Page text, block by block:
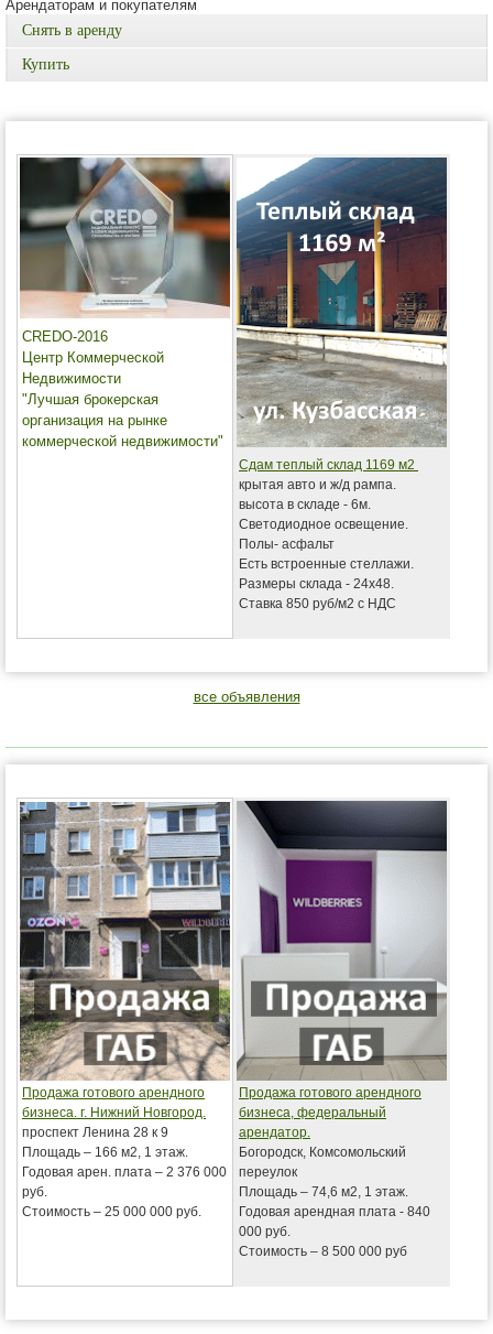
Арендаторам и покупателям
Снять в аренду
Купить
CREDO-2016
Центр Коммерческой
Недвижимости
"Лучшая брокерская
организация на рынке
коммерческой недвижимости"
Сдам теплый склад 1169 м2
крытая авто и ж/д рампа.
высота в складе - 6м.
Светодиодное освещение.
Полы- асфальт
Есть встроенные стеллажи.
Размеры склада - 24х48.
Ставка 850 руб/м2 с НДС
все объявления
Продажа готового арендного
бизнеса. г. Нижний Новгород.
проспект Ленина 28 к 9
Площадь – 166 м2, 1 этаж.
Годовая арен. плата – 2 376 000
руб.
Стоимость – 25 000 000 руб.
Продажа готового арендного
бизнеса, федеральный
арендатор.
Богородск, Комсомольский
переулок
Площадь – 74,6 м2, 1 этаж.
Годовая арендная плата - 840
000 руб.
Стоимость – 8 500 000 руб